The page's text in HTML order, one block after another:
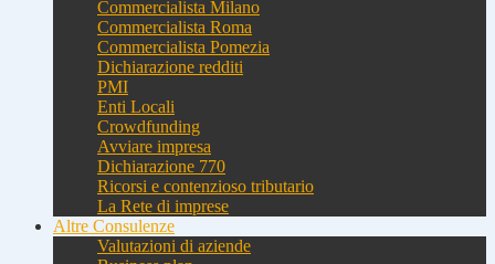
Commercialista Milano
Commercialista Roma
Commercialista Pomezia
Dichiarazione redditi
PMI
Enti Locali
Crowdfunding
Avviare impresa
Dichiarazione 770
Ricorsi e contenzioso tributario
La Rete di imprese
Altre Consulenze
Valutazioni di aziende